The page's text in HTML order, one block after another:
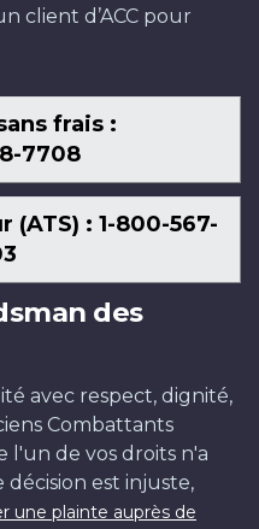
client d’ACC pour
frais :
7708
: 1-800-567-
des
avec respect, dignité,
Combattants
l'un de vos droits n'a
est injuste,
une plainte auprès de